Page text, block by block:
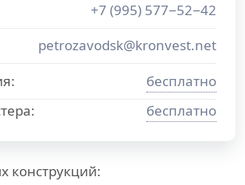
конструкций:
+7 (995) 577−52−42
petrozavodsk@kronvest.net
бесплатно
бесплатно